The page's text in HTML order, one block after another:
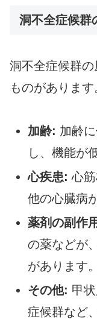
洞不全症候群
洞不全症候群
ものがあります
加齢: 加齢
し、機能が
心疾患: 心
他の心臓病
薬剤の副作
の薬などが
があります。
その他: 甲
症候群など